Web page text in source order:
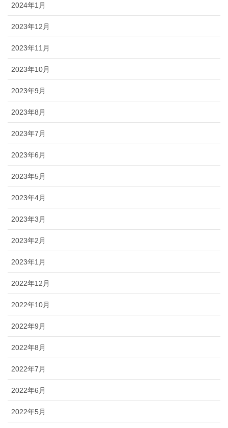
2024年1月
2023年12月
2023年11月
2023年10月
2023年9月
2023年8月
2023年7月
2023年6月
2023年5月
2023年4月
2023年3月
2023年2月
2023年1月
2022年12月
2022年10月
2022年9月
2022年8月
2022年7月
2022年6月
2022年5月